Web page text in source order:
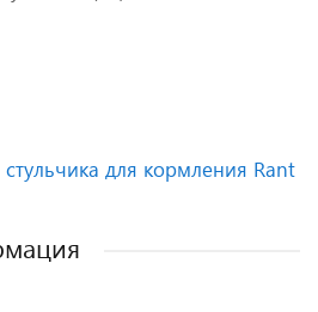
для кормления Rant